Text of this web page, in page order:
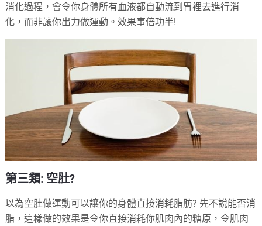
消化過程，會令你身體所有血液都自動流到胃裡去進行消
化，而非讓你出力做運動。效果事倍功半!
第三類: 空肚?
以為空肚做運動可以讓你的身體直接消耗脂肪? 先不說能否消
脂，這樣做的效果是令你直接消耗你肌肉內的糖原，令肌肉